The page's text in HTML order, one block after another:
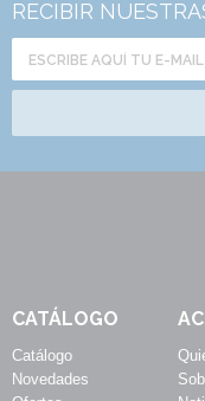
RECIBIR
CATÁLOGO
Catálogo
Novedades